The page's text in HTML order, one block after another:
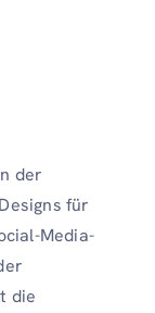
der
für
Media-
die